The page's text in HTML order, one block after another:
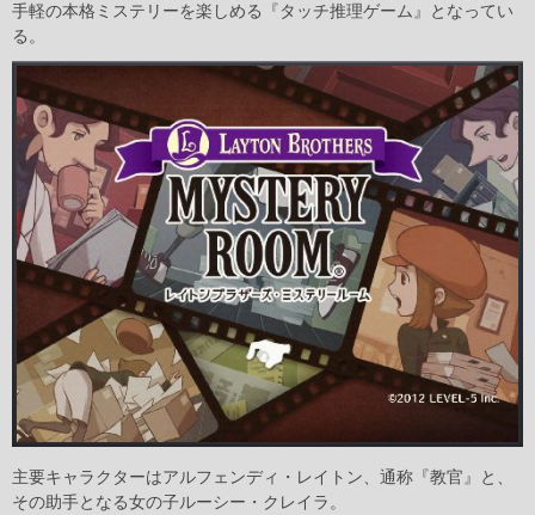
手軽の本格ミステリーを楽しめる『タッチ推理ゲーム』となってい
る。
主要キャラクターはアルフェンディ・レイトン、通称『教官』と、
その助手となる女の子ルーシー・クレイラ。